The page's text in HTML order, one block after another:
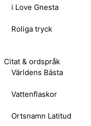
i Love Gnesta
Roliga tryck
Citat & ordspråk
Världens Bästa
Vattenflaskor
Ortsnamn Latitud